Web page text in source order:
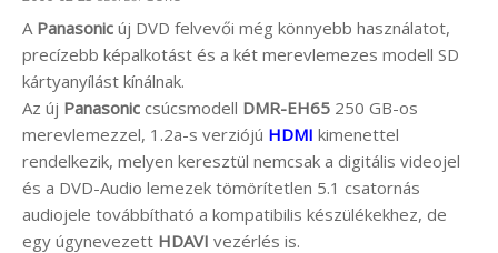
A Panasonic új DVD felvevői még könnyebb használatot,
precízebb képalkotást és a két merevlemezes modell SD
kártyanyílást kínálnak.
Az új Panasonic csúcsmodell DMR-EH65 250 GB-os
merevlemezzel, 1.2a-s verziójú HDMI kimenettel
rendelkezik, melyen keresztül nemcsak a digitális videojel
és a DVD-Audio lemezek tömörítetlen 5.1 csatornás
audiojele továbbítható a kompatibilis készülékekhez, de
egy úgynevezett HDAVI vezérlés is.